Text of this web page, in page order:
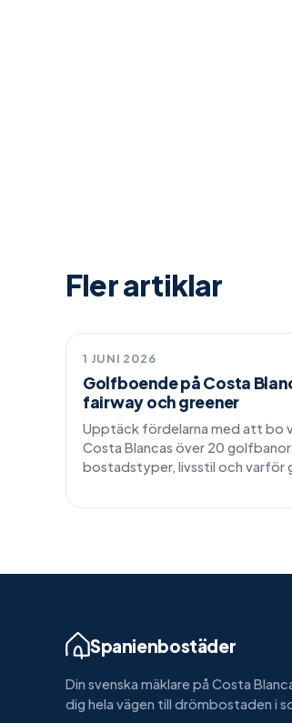
Fler artiklar
Livsstil
1 JUNI 2026
Golfboende på Costa
fairway och greener
Upptäck fördelarna med att bo
Costa Blancas över 20
bostadstyper, livsstil och varför
Spanienbostäder
Din svenska mäklare på Costa
dig hela vägen till drömbostaden i